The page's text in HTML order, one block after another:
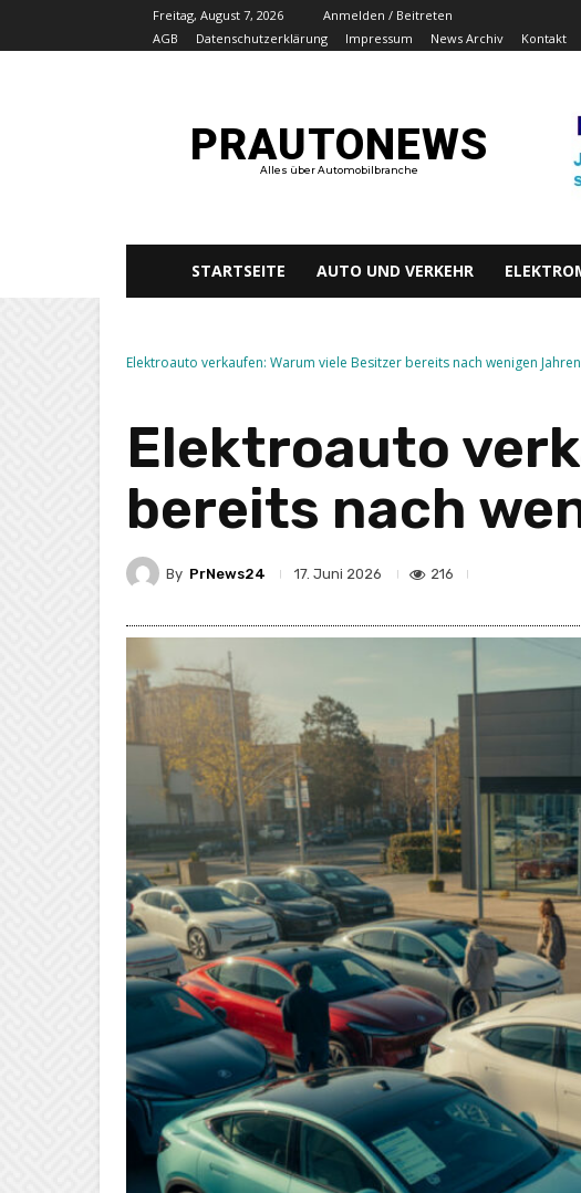
Freitag, August 7, 2026
Anmelden / Beitreten
AGB
Datenschutzerklärung Impressum News Archiv Kontakt
PRAUTONEWS
Alles über Automobilbranche
STARTSEITE AUTO UND VERKEHR
Elektroauto verkaufen: Warum viele Besitzer bereits nach wenigen
Elektroauto
bereits nach
By PrNews24 17. Juni 2026 216